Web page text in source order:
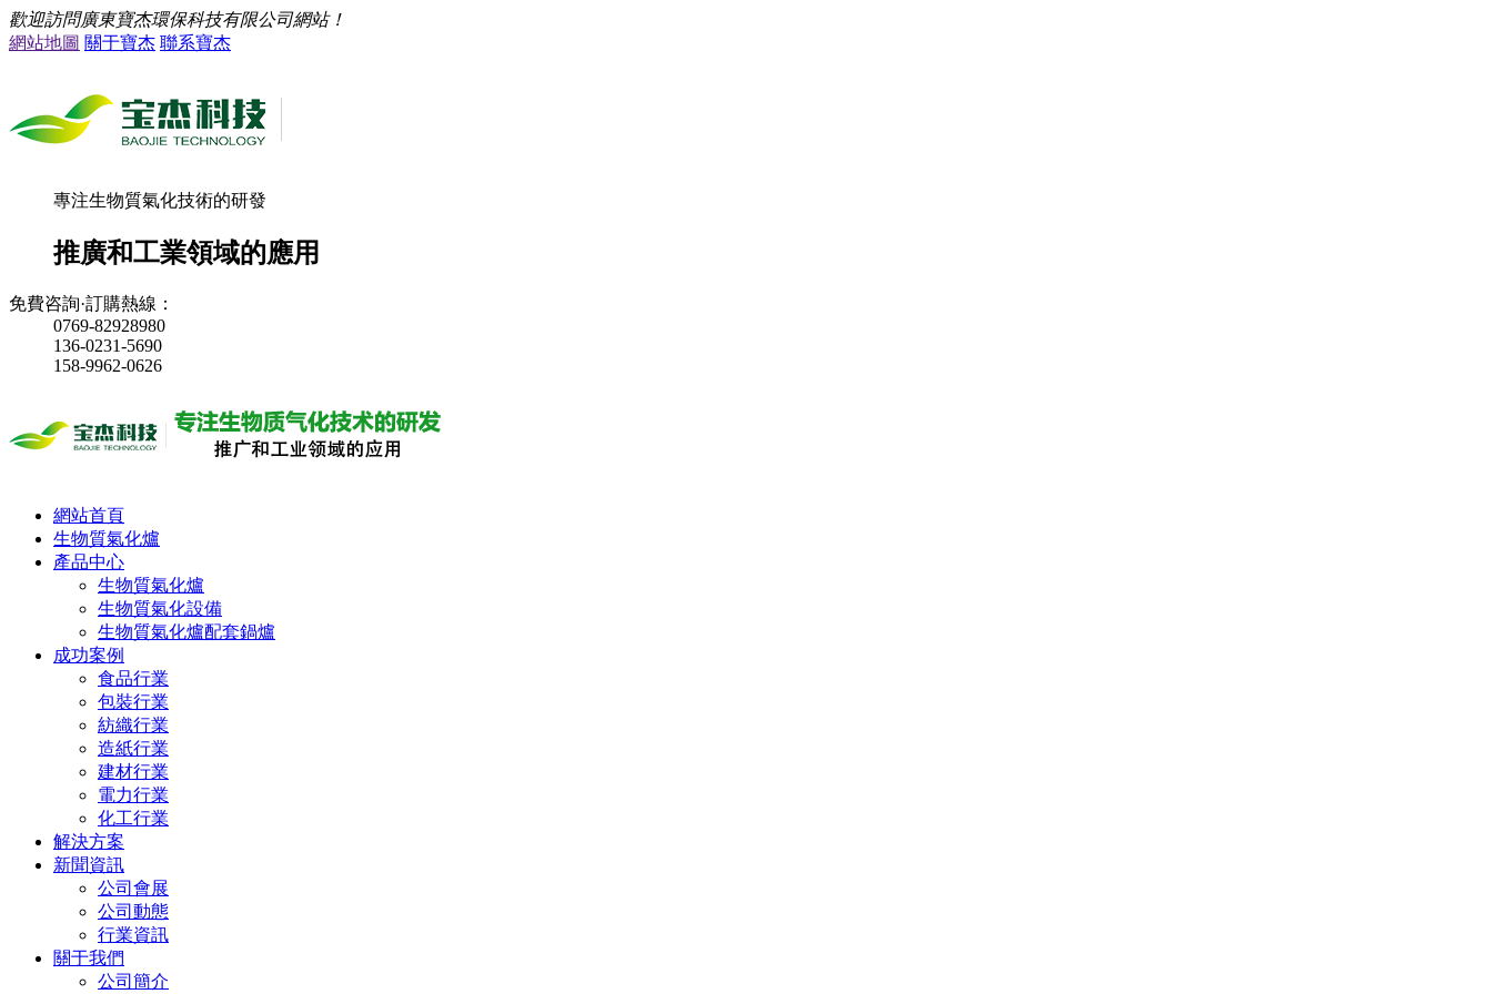
歡迎訪問廣東寶杰環保科技有限公司網站！
網站地圖 關于寶杰 聯系寶杰
專注生物質氣化技術的研發
推廣和工業領域的應用
免費咨詢·訂購熱線：
0769-82928980
136-0231-5690
158-9962-0626
網站首頁
生物質氣化爐
產品中心
生物質氣化爐
生物質氣化設備
生物質氣化爐配套鍋爐
成功案例
食品行業
包裝行業
紡織行業
造紙行業
建材行業
電力行業
化工行業
解決方案
新聞資訊
公司會展
公司動態
行業資訊
關于我們
公司簡介